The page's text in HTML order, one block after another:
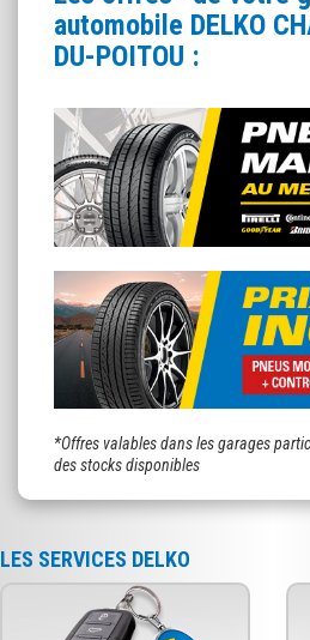
automobile DELKO
DU-POITOU :
*Offres valables dans les garages
des stocks disponibles
LES SERVICES DELKO